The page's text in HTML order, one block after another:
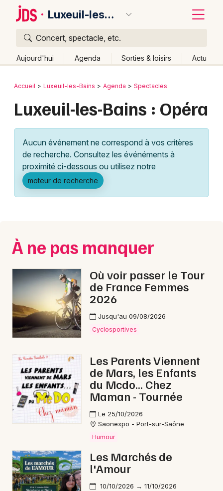
Luxeuil-les-Bains
Concert, spectacle, etc.
Aujourd'hui Agenda Sorties & loisirs Actu
Publier un événement
Grands événements
Activité & Expérience
Manifestations
Spectacles
Concerts
Sports
Soirées
Sorties famille
Expos
Sorties & loisirs
Opéra en Haute-Saône
Opéra en Franche-Comté
Opéra en Bourgogne-Franche-Comté
Bordeaux
Lille
Lyon
Marseille
Nantes
Nice
Paris
Strasbourg
Toulouse
Retour
Accueil Luxeuil-les-Bains Agenda Spectacles
Luxeuil-les-Bains : Opéra
Aucun événement ne correspond à vos critères
de recherche. Consultez les événéments à
proximité ci-dessous ou utilisez notre
moteur de recherche
À ne pas manquer
Où voir passer le Tour
de France Femmes
2026
Jusqu'au 09/08/2026
Cyclosportives
Les Parents Viennent
de Mars, les Enfants
du Mcdo... Chez
Maman - Tournée
Le 25/10/2026
Saonexpo - Port-sur-Saône
Humour
Les Marchés de
l'Amour
10/10/2026 → 11/10/2026
Quoi ?
Où ?
Franche-Comté
Partout Près de moi Changer de lieu
Quand ?
Ce week-end